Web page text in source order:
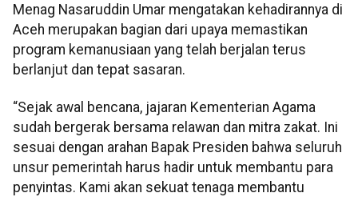
Menag Nasaruddin Umar mengatakan kehadirannya di
Aceh merupakan bagian dari upaya memastikan
program kemanusiaan yang telah berjalan terus
berlanjut dan tepat sasaran.
“Sejak awal bencana, jajaran Kementerian Agama
sudah bergerak bersama relawan dan mitra zakat. Ini
sesuai dengan arahan Bapak Presiden bahwa seluruh
unsur pemerintah harus hadir untuk membantu para
penyintas. Kami akan sekuat tenaga membantu